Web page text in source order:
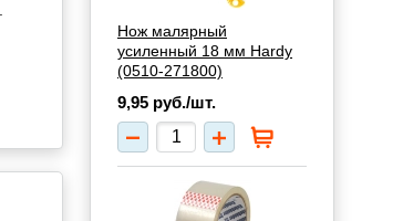
Нож малярный
усиленный 18 мм Hardy
(0510-271800)
9,95 руб./шт.